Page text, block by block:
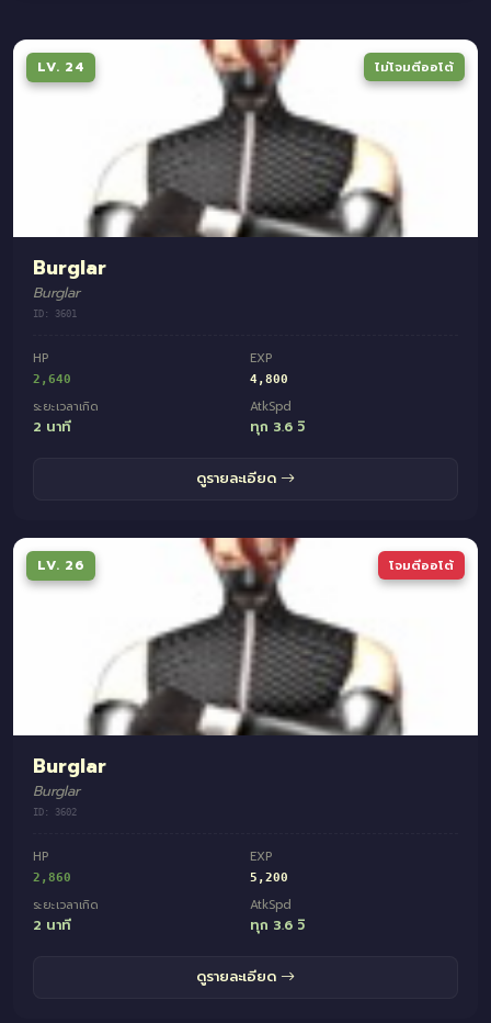
LV. 24 ไม่โจมตีออโต้
Burglar
Burglar
ID: 3601
HP
2,640
EXP
4,800
ระยะเวลาเกิด
2 นาที
AtkSpd
ทุก 3.6 วิ
ดูรายละเอียด
LV. 26 โจมตีออโต้
Burglar
Burglar
ID: 3602
HP
2,860
EXP
5,200
ระยะเวลาเกิด
2 นาที
AtkSpd
ทุก 3.6 วิ
ดูรายละเอียด